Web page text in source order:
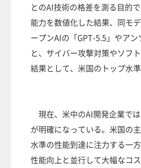
とのAI技術の格差を測る目的
能力を数値化した結果、同モ
ープンAIの「GPT-5.5」やア
と、サイバー攻撃対策やソフ
結果として、米国のトップ水
現在、米中のAI開発企業で
が明確になっている。米国の
水準の性能到達に注力する一
性能向上と並行して大幅なコ